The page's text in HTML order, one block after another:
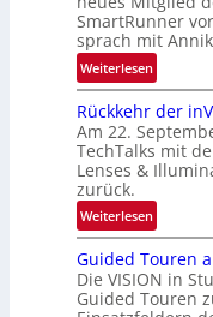
m
f
a
h
r
t
t
e
c
h
i
k
e
r
s
c
h
a
f
t
i
s
c
h
SmartRunner
sprach mit
Weiterlesen:
U
n
b
e
g
r
e
z
t
Rückkehr der
Am 22.
TechTalks mit
Lenses &
zurück.
Weiterlesen:
R
ü
c
k
Guided Touren
Die VISION in
Guided Touren